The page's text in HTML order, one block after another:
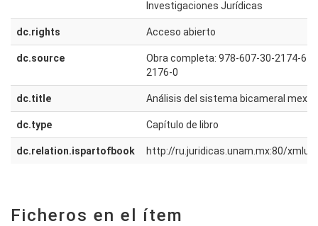
Investigaciones Jurídicas
dc.rights Acceso abierto
dc.source
Obra completa: 978-607-30-2174-6
2176-0
dc.title Análisis del sistema bicameral
dc.type Capítulo de libro
dc.relation.ispartofbook http://ru.juridicas.unam.mx:80/
Ficheros en el ítem